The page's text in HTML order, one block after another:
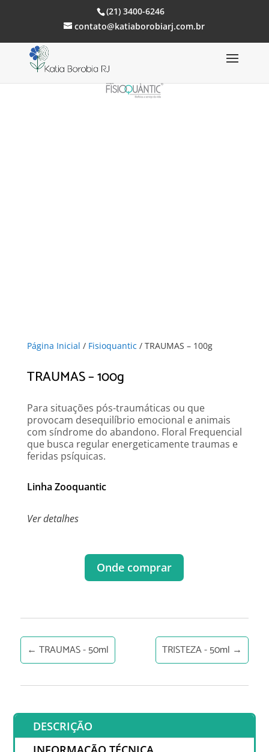
(21) 3400-6246
contato@katiaborobiarj.com.br
Página Inicial / Fisioquantic / TRAUMAS – 100g
TRAUMAS – 100g
Para situações pós-traumáticas ou que
provocam desequilíbrio emocional e animais
com síndrome do abandono. Floral Frequencial
que busca regular energeticamente traumas e
feridas psíquicas.
Linha Zooquantic
Ver detalhes
Onde comprar
← TRAUMAS - 50ml TRISTEZA - 50ml →
DESCRIÇÃO